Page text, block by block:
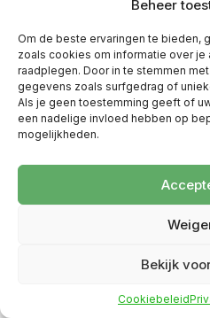
Beheer
Om de beste ervaringen te bieden,
zoals cookies om informatie over je
raadplegen. Door in te stemmen
gegevens zoals surfgedrag of
Als je geen toestemming geeft of
een nadelige invloed hebben op
mogelijkheden.
Bekijk
Cookiebeleid